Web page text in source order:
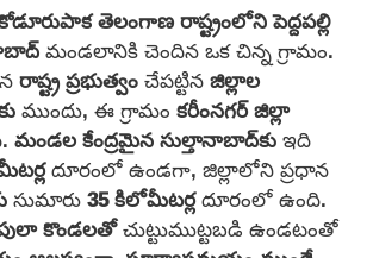
తెలంగాణరాష్ట్రంలోనిపెద్దపల్లి
మండలానికి చెందిన ఒక చిన్న గ్రామం.
నరాష్ట్ర ప్రభుత్వంచేపట్టినజిల్లాల
ముందు, ఈ గ్రామంకరీంనగర్ జిల్లా
మండల కేంద్రమైనసుల్తానాబాద్‌కుఇది
దూరంలో ఉండగా, జిల్లాలోని ప్రధాన
సుమారు35 కిలోమీటర్లదూరంలో ఉంది.
కొండలతోచుట్టుముట్టబడి ఉండటంతో